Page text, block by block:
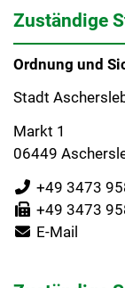
Zuständige
Ordnung und
Stadt
Markt 1
06449
+49 3473
+49 3473
E-Mail